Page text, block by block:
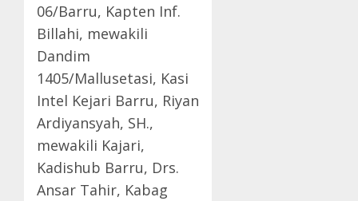
06/Barru, Kapten Inf.
Billahi, mewakili
Dandim
1405/Mallusetasi, Kasi
Intel Kejari Barru, Riyan
Ardiyansyah, SH.,
mewakili Kajari,
Kadishub Barru, Drs.
Ansar Tahir, Kabag